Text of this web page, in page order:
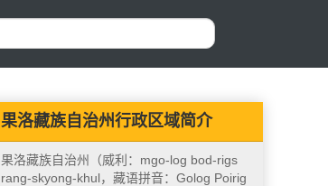
果洛藏族自治州行政区域简介
果洛藏族自治州（威利：mgo-log bod-rigs
rang-skyong-khul，藏语拼音：Golog Poirig